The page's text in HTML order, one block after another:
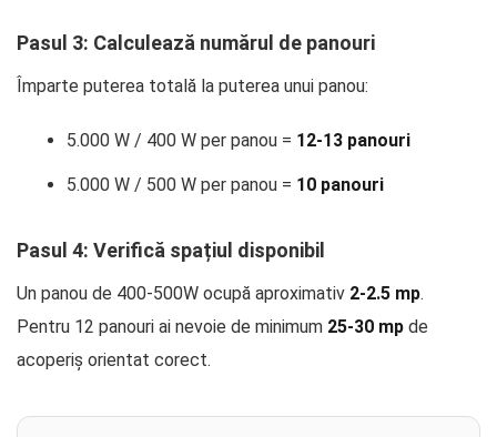
Pasul 3: Calculează numărul de panouri
Împarte puterea totală la puterea unui panou:
5.000 W / 400 W per panou = 12-13 panouri
5.000 W / 500 W per panou = 10 panouri
Pasul 4: Verifică spațiul disponibil
Un panou de 400-500W ocupă aproximativ 2-2.5 mp.
Pentru 12 panouri ai nevoie de minimum 25-30 mp de
acoperiș orientat corect.